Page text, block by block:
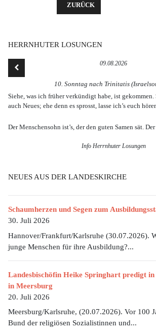
VORHERIGER BEITRAG:
ZURÜCK
HERRNHUTER LOSUNGEN
09.08.2026
10. Sonntag nach Trinitatis
Siehe, was ich früher verkündigt habe, ist
auch Neues; ehe denn es sprosst, lasse ich’s euch
Der Menschensohn ist’s, der den guten Samen sät.
Info Herrnhuter Losungen
NEUES AUS DER LANDESKIRCHE
Schaumherzen und Segen zum
30. Juli 2026
Hannover/Frankfurt/Karlsruhe (30.07.2026).
junge Menschen für ihre Ausbildung?...
Landesbischöfin Heike Springhart predigt in
in Meersburg
20. Juli 2026
Meersburg/Karlsruhe, (20.07.2026). Vor 100
Bund der religiösen Sozialistinnen und...